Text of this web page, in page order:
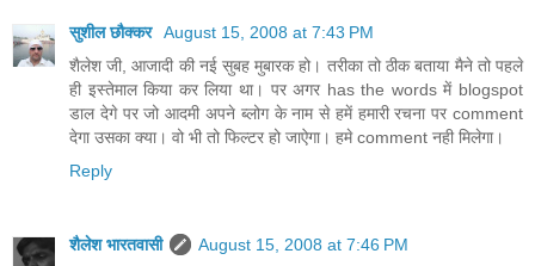
सुशील छौक्कर August 15, 2008 at 7:43 PM
शैलेश जी, आजादी की नई सुबह मुबारक हो। तरीका तो ठीक बताया मैने तो पहले
ही इस्तेमाल किया कर लिया था। पर अगर has the words में blogspot
डाल देगे पर जो आदमी अपने ब्लोग के नाम से हमें हमारी रचना पर comment
देगा उसका क्या। वो भी तो फिल्टर हो जाऐगा। हमे comment नही मिलेगा।
Reply
शैलेश भारतवासी
August 15, 2008 at 7:46 PM